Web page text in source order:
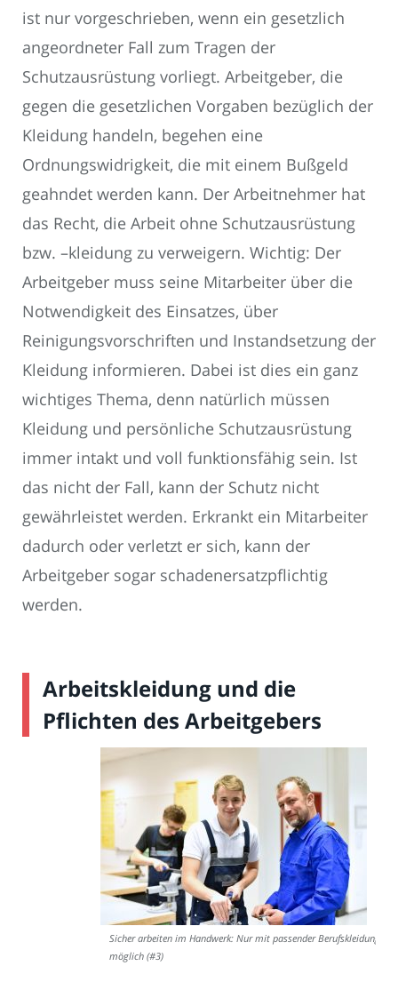
ist nur vorgeschrieben, wenn ein gesetzlich
angeordneter Fall zum Tragen der
Schutzausrüstung vorliegt. Arbeitgeber, die
gegen die gesetzlichen Vorgaben bezüglich der
Kleidung handeln, begehen eine
Ordnungswidrigkeit, die mit einem Bußgeld
geahndet werden kann. Der Arbeitnehmer hat
das Recht, die Arbeit ohne Schutzausrüstung
bzw. –kleidung zu verweigern. Wichtig: Der
Arbeitgeber muss seine Mitarbeiter über die
Notwendigkeit des Einsatzes, über
Reinigungsvorschriften und Instandsetzung der
Kleidung informieren. Dabei ist dies ein ganz
wichtiges Thema, denn natürlich müssen
Kleidung und persönliche Schutzausrüstung
immer intakt und voll funktionsfähig sein. Ist
das nicht der Fall, kann der Schutz nicht
gewährleistet werden. Erkrankt ein Mitarbeiter
dadurch oder verletzt er sich, kann der
Arbeitgeber sogar schadenersatzpflichtig
werden.
Arbeitskleidung und die
Pflichten des Arbeitgebers
Sicher arbeiten im Handwerk: Nur mit passender Berufskleidung
möglich (#3)